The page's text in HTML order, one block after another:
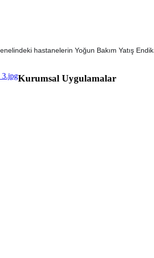
hastanelerin Yoğun Bakım Yatış
Kurumsal Uygulamalar